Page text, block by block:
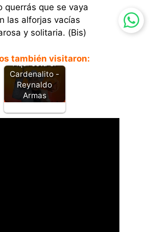
querrás que se vaya
las alforjas vacías
y solitaria. (Bis)
también visitaron:
Aquí esta el
Cardenalito -
Reynaldo
Armas